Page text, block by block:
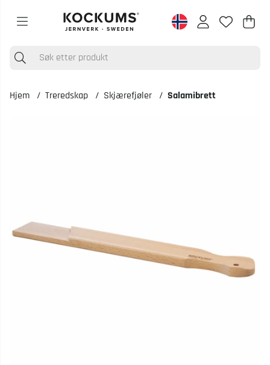
.
Hjem Treredskap Skjærefjøler Salamibrett